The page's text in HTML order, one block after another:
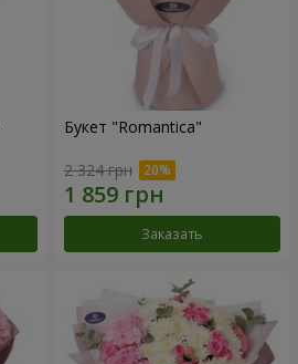
Букет "Romantica"
2 324 грн
Заказать